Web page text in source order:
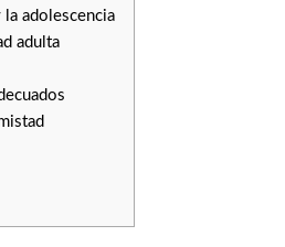
la adolescencia
adulta